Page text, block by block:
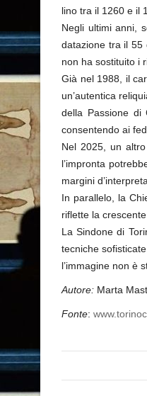
lino tra il 1260 e il
Negli ultimi anni,
datazione tra il 55
non ha sostituito i
Già nel 1988, il
un’autentica
della Passione di
consentendo ai
Nel 2025, un
l’impronta
margini
In parallelo, la
riflette la
La Sindone di
tecniche
l’immagine non è
Autore: Marta
Fonte: